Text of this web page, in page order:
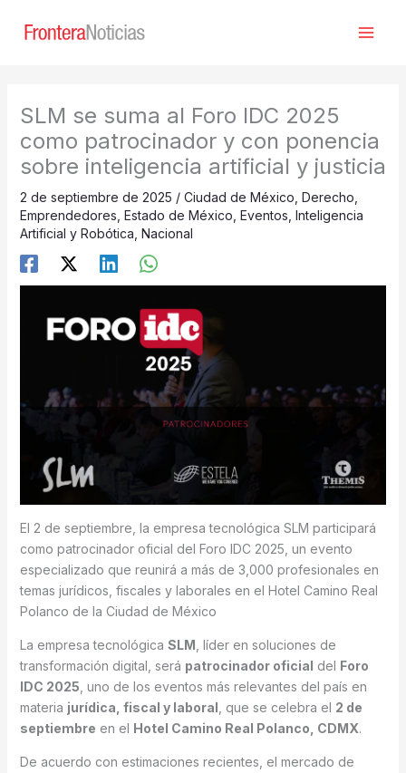
SLM se suma al Foro IDC 2025
como patrocinador y con ponencia
sobre inteligencia artificial y justicia
2 de septiembre de 2025 / Ciudad de México Derecho
Emprendedores Estado de México Eventos Inteligencia
Artificial y Robótica Nacional
El 2 de septiembre, la empresa tecnológica SLM participará
como patrocinador oficial del Foro IDC 2025, un evento
especializado que reunirá a más de 3,000 profesionales en
temas jurídicos, fiscales y laborales en el Hotel Camino Real
Polanco de la Ciudad de México
La empresa tecnológica SLM , líder en soluciones de
transformación digital, será patrocinador oficial del Foro
IDC 2025 , uno de los eventos más relevantes del país en
materia jurídica, fiscal y laboral , que se celebra el 2 de
septiembre en el Hotel Camino Real Polanco, CDMX.
De acuerdo con estimaciones recientes, el mercado de